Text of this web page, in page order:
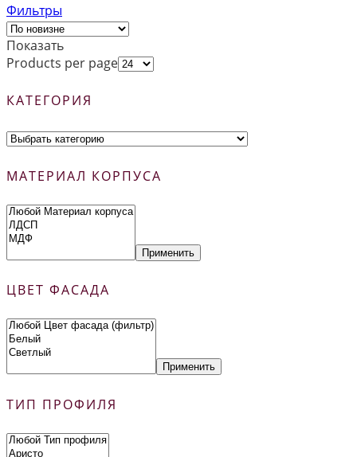
Фильтры
Показать
Products per page
КАТЕГОРИЯ
МАТЕРИАЛ КОРПУСА
Применить
ЦВЕТ ФАСАДА
Применить
ТИП ПРОФИЛЯ